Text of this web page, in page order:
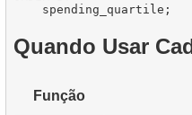
Quando Usar
Função